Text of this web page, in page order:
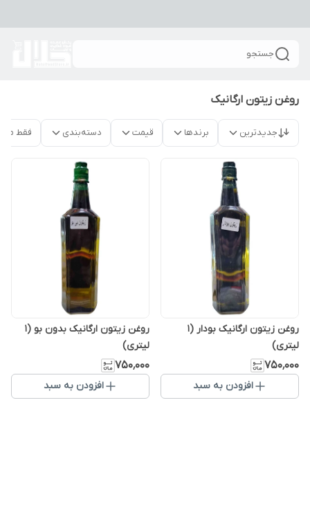
جستجو
روغن زیتون ارگانیک
جدیدترین برندها قیمت دسته‌بندی فقط
روغن زیتون ارگانیک بودار (1
لیتری)
۷۵۰٬۰۰۰
افزودن به سبد
روغن زیتون ارگانیک بدون بو (1
لیتری)
۷۵۰٬۰۰۰
افزودن به سبد